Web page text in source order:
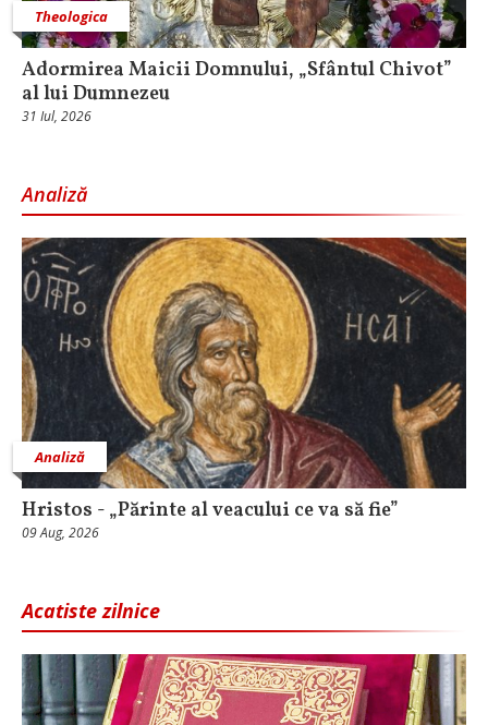
Theologica
Adormirea Maicii Domnului, „Sfântul Chivot”
al lui Dumnezeu
31 Iul, 2026
Analiză
Analiză
Hristos - „Părinte al veacului ce va să fie”
09 Aug, 2026
Acatiste zilnice